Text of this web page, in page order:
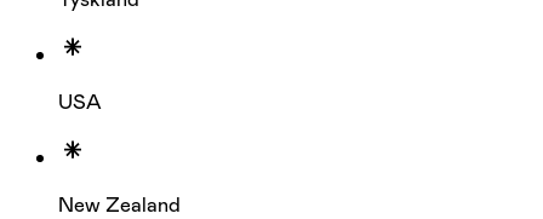
USA
New Zealand